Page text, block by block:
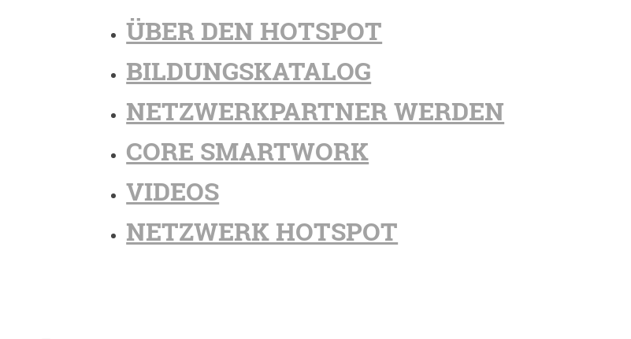
ÜBER DEN HOTSPOT
BILDUNGSKATALOG
NETZWERKPARTNER WERDEN
CORE SMARTWORK
VIDEOS
NETZWERK HOTSPOT